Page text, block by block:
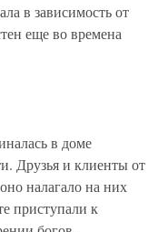
в зависимость от
еще во времена
в доме
Друзья и клиенты от
налагало на них
приступали к